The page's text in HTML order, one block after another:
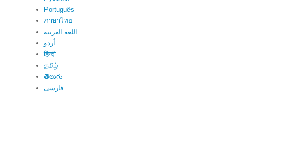
Português
ภาษาไทย
اللغة العربية
اُردو
हिन्दी
தமிழ்
తెలుగు
فارسی